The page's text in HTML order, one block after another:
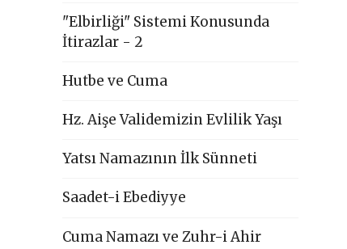
"Elbirliği" Sistemi Konusunda
İtirazlar - 2
Hutbe ve Cuma
Hz. Aişe Validemizin Evlilik Yaşı
Yatsı Namazının İlk Sünneti
Saadet-i Ebediyye
Cuma Namazı ve Zuhr-i Ahir